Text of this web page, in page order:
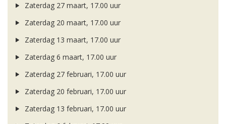
Zaterdag 27 maart, 17.00 uur
Zaterdag 20 maart, 17.00 uur
Zaterdag 13 maart, 17.00 uur
Zaterdag 6 maart, 17.00 uur
Zaterdag 27 februari, 17.00 uur
Zaterdag 20 februari, 17.00 uur
Zaterdag 13 februari, 17.00 uur